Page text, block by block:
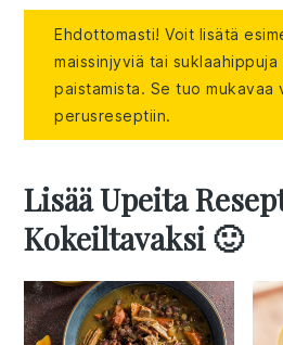
Ehdottomasti! Voit lisätä
maissinjyviä tai
paistamista. Se tuo mukavaa
perusreseptiin.
Lisää Upeita
Kokeiltavaksi 🙂